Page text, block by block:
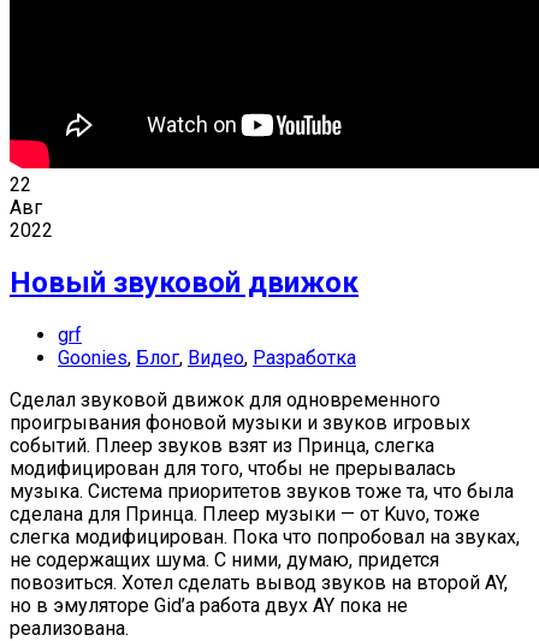
22
Авг
2022
Новый звуковой движок
grf
Goonies, Блог, Видео, Разработка
Сделал звуковой движок для одновременного
проигрывания фоновой музыки и звуков игровых
событий. Плеер звуков взят из Принца, слегка
модифицирован для того, чтобы не прерывалась
музыка. Система приоритетов звуков тоже та, что была
сделана для Принца. Плеер музыки — от Kuvo, тоже
слегка модифицирован. Пока что попробовал на звуках,
не содержащих шума. С ними, думаю, придется
повозиться. Хотел сделать вывод звуков на второй AY,
но в эмуляторе Gid’a работа двух AY пока не
реализована.